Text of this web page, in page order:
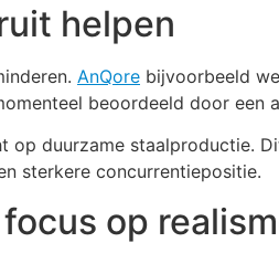
helpen
AnQore bijvoorbeeld
beoordeeld door een
op duurzame staalproductie.
sterkere concurrentiepositie.
op